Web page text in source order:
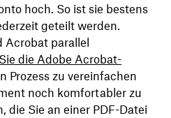
hoch. So ist sie bestens
geteilt werden.
Acrobat parallel
die Adobe Acrobat-
Prozess zu vereinfachen
noch komfortabler zu
die Sie an einer PDF-Datei